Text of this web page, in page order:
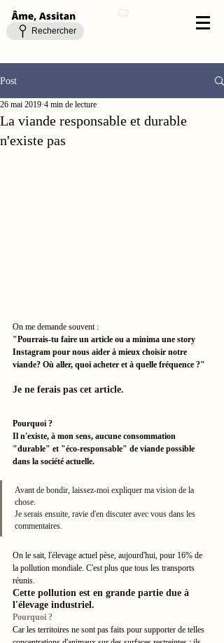
Rechercher
Post
La viande responsable et durable
n'existe pas
26 mai 2019 4 min de lecture
On me demande souvent :
"Pourrais-tu faire un article ou a minima une story
Instagram pour nous aider à mieux choisir notre
viande? Où aller, quoi acheter et à quelle fréquence ?"
Je ne ferais pas cet article.
Pourquoi ?
Il n'existe, à mon sens, aucune consommation
"durable" et "éco-responsable" de viande possible
dans la société actuelle.
Avant de bondir, laissez-moi expliquer ma vision de la
chose.
Je serais ensuite, ravie d'en discuter avec vous dans les
commentaires.
On le sait, l'élevage actuel pèse, aujourd'hui, pour 16% de
la pollution mondiale. C'est plus que tous les transports
réunis.
Cette pollution est en grande partie due à
l'élevage industriel.
Pourquoi ?
Car les territoires ne sont pas faits pour supporter de telles